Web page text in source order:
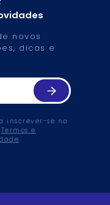
novos
dicas e
inscrever-se na
Termos e
.